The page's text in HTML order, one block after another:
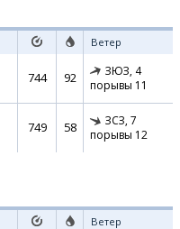
Ветер
744 92 ЗЮЗ, 4
порывы 11
749 58 ЗСЗ, 7
порывы 12
Ветер